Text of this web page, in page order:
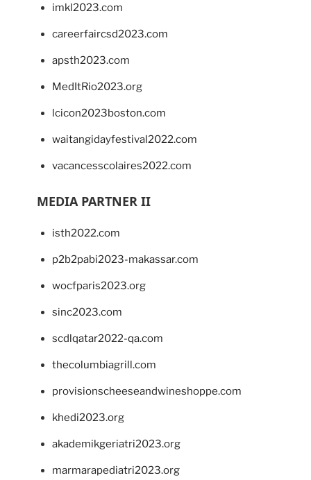
imkl2023.com
careerfaircsd2023.com
apsth2023.com
MedItRio2023.org
lcicon2023boston.com
waitangidayfestival2022.com
vacancesscolaires2022.com
MEDIA PARTNER II
isth2022.com
p2b2pabi2023-makassar.com
wocfparis2023.org
sinc2023.com
scdlqatar2022-qa.com
thecolumbiagrill.com
provisionscheeseandwineshoppe.com
khedi2023.org
akademikgeriatri2023.org
marmarapediatri2023.org